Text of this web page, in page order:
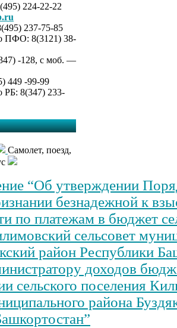
224-22-22
237-75-85
8(3121) 38-
-128, с моб. —
449 -99-99
8(347) 233-
Самолет, поезд,
“Об утверждении
безнадежной к
по платежам в бюджет
сельсовет
район Республики
доходов
сельского поселения
района